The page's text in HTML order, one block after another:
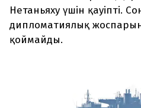
Нетаньяху үшін қауіпті.
дипломатиялық
қоймайды.